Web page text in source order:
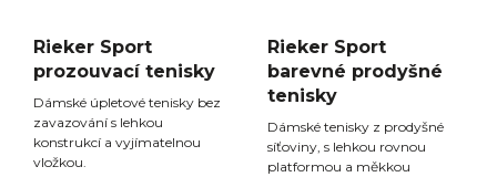
Rieker Sport
prozouvací tenisky
Dámské úpletové tenisky bez
zavazování s lehkou
konstrukcí a vyjímatelnou
vložkou.
Rieker Sport
barevné prodyšné
tenisky
Dámské tenisky z prodyšné
síťoviny, s lehkou rovnou
platformou a měkkou